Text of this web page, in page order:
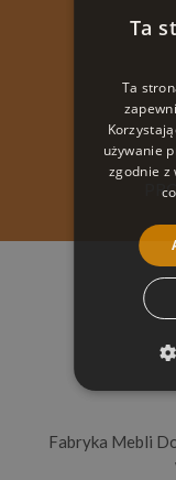
Fabryka Mebli
Ta
Ta
używanie
zgodnie z